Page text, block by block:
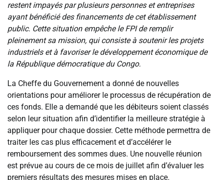
restent impayés par plusieurs personnes et entreprises
ayant bénéficié des financements de cet établissement
public. Cette situation empêche le FPI de remplir
pleinement sa mission, qui consiste à soutenir les projets
industriels et à favoriser le développement économique de
la République démocratique du Congo.
La Cheffe du Gouvernement a donné de nouvelles
orientations pour améliorer le processus de récupération de
ces fonds. Elle a demandé que les débiteurs soient classés
selon leur situation afin d’identifier la meilleure stratégie à
appliquer pour chaque dossier. Cette méthode permettra de
traiter les cas plus efficacement et d’accélérer le
remboursement des sommes dues. Une nouvelle réunion
est prévue au cours de ce mois de juillet afin d’évaluer les
premiers résultats des mesures mises en place.